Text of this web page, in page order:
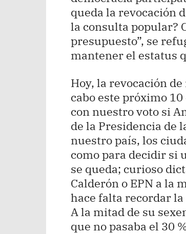
queda la revocación
la consulta popular?
presupuesto”, se
mantener el estatus
Hoy, la revocación
cabo este próximo
con nuestro voto si
de la Presidencia de
nuestro país, los
como para decidir si
se queda; curioso
Calderón o EPN a la
hace falta recordar
A la mitad de su
que no pasaba el 30